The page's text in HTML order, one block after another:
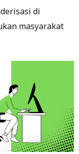
di
masyarakat